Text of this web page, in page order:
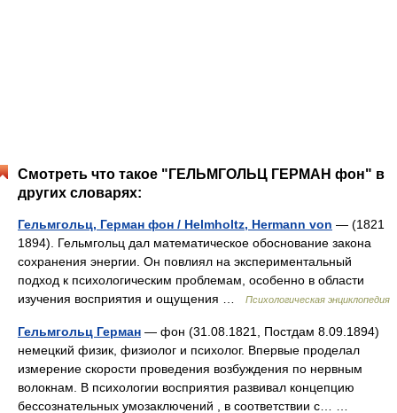
Смотреть что такое "ГЕЛЬМГОЛЬЦ ГЕРМАН фон" в
других словарях:
Гельмгольц, Герман фон / Helmholtz, Hermann von — (1821
1894). Гельмгольц дал математическое обоснование закона
сохранения энергии. Он повлиял на экспериментальный
подход к психологическим проблемам, особенно в области
изучения восприятия и ощущения …
Психологическая энциклопедия
Гельмгольц Герман — фон (31.08.1821, Постдам 8.09.1894)
немецкий физик, физиолог и психолог. Впервые проделал
измерение скорости проведения возбуждения по нервным
волокнам. В психологии восприятия развивал концепцию
бессознательных умозаключений , в соответствии с… …